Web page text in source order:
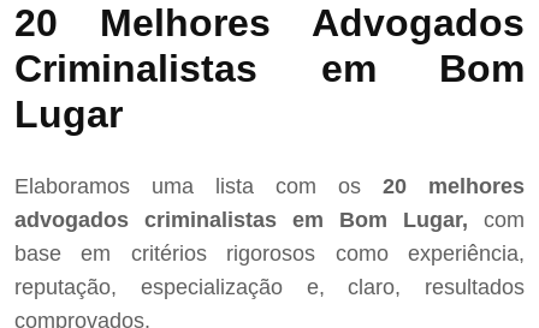
20 Melhores Advogados
Criminalistas em Bom
Lugar
Elaboramos uma lista com os 20 melhores
advogados criminalistas em Bom Lugar, com
base em critérios rigorosos como experiência,
reputação, especialização e, claro, resultados
comprovados.